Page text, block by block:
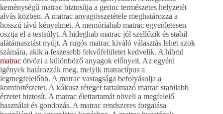
keménységű matrac biztosítja a gerinc természetes helyzetét
alvás közben. A matrac anyagösszetétele meghatározza a
hosszú távú kényelmet. A memóriahab matrac egyenletesen
osztja el a testsúlyt. A hideghab matrac jól szellőzik és stabil
alátámasztást nyújt. A rugós matrac kiváló választás lehet azok
számára, akik a feszesebb fekvőfelületet kedvelik. A hibrid
matrac ötvözi a különböző anyagok előnyeit. Az egyéni
igények határozzák meg, melyik matractípus a
legmegfelelőbb. A matrac vastagsága befolyásolja a
komfortérzetet. A kókusz réteget tartalmazó matrac stabilabb
érzetet biztosít. A matrac élettartamát növeli a megfelelő
használat és gondozás. A matrac rendszeres forgatása